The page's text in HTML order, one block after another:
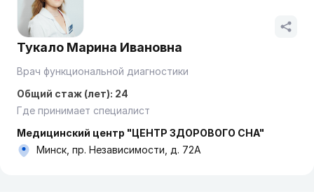
Тукало Марина Ивановна
Врач функциональной диагностики
Общий стаж (лет): 24
Где принимает специалист
Медицинский центр "ЦЕНТР ЗДОРОВОГО СНА"
Минск, пр. Независимости, д. 72А